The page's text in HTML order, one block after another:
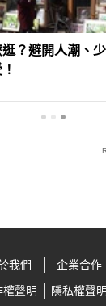
？避開人潮、
我們
企業合作
權聲明
隱私權聲明